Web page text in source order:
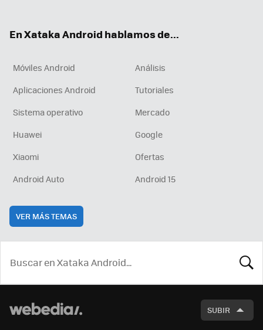
En Xataka Android hablamos de...
Móviles Android
Análisis
Aplicaciones Android
Tutoriales
Sistema operativo
Mercado
Huawei
Google
Xiaomi
Ofertas
Android Auto
Android 15
VER MÁS TEMAS
SUBIR